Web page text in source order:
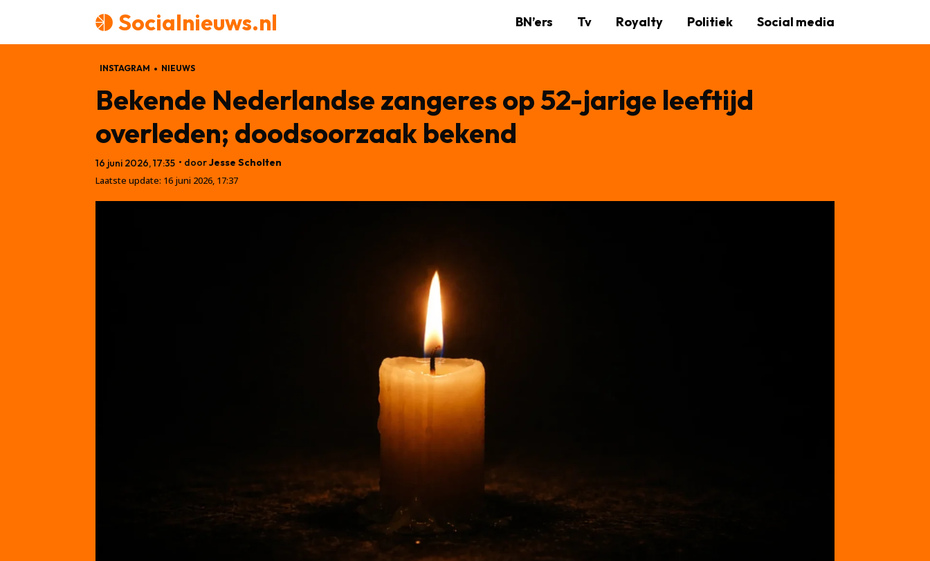
Socialnieuws.nl BN’ers Tv Royalty Politiek Social media
INSTAGRAM NIEUWS
Bekende Nederlandse zangeres op 52-jarige leeftijd
overleden; doodsoorzaak bekend
16 juni 2026, 17:35 • doorJesse Scholten
Laatste update: 16 juni 2026, 17:37